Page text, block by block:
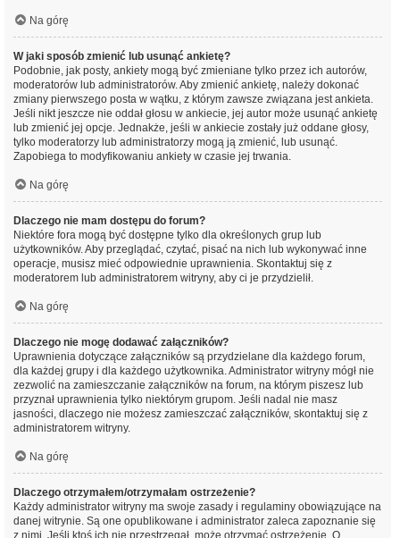
Na górę
W jaki sposób zmienić lub usunąć ankietę?
Podobnie, jak posty, ankiety mogą być zmieniane tylko przez ich autorów,
moderatorów lub administratorów. Aby zmienić ankietę, należy dokonać
zmiany pierwszego posta w wątku, z którym zawsze związana jest ankieta.
Jeśli nikt jeszcze nie oddał głosu w ankiecie, jej autor może usunąć ankietę
lub zmienić jej opcje. Jednakże, jeśli w ankiecie zostały już oddane głosy,
tylko moderatorzy lub administratorzy mogą ją zmienić, lub usunąć.
Zapobiega to modyfikowaniu ankiety w czasie jej trwania.
Na górę
Dlaczego nie mam dostępu do forum?
Niektóre fora mogą być dostępne tylko dla określonych grup lub
użytkowników. Aby przeglądać, czytać, pisać na nich lub wykonywać inne
operacje, musisz mieć odpowiednie uprawnienia. Skontaktuj się z
moderatorem lub administratorem witryny, aby ci je przydzielił.
Na górę
Dlaczego nie mogę dodawać załączników?
Uprawnienia dotyczące załączników są przydzielane dla każdego forum,
dla każdej grupy i dla każdego użytkownika. Administrator witryny mógł nie
zezwolić na zamieszczanie załączników na forum, na którym piszesz lub
przyznał uprawnienia tylko niektórym grupom. Jeśli nadal nie masz
jasności, dlaczego nie możesz zamieszczać załączników, skontaktuj się z
administratorem witryny.
Na górę
Dlaczego otrzymałem/otrzymałam ostrzeżenie?
Każdy administrator witryny ma swoje zasady i regulaminy obowiązujące na
danej witrynie. Są one opublikowane i administrator zaleca zapoznanie się